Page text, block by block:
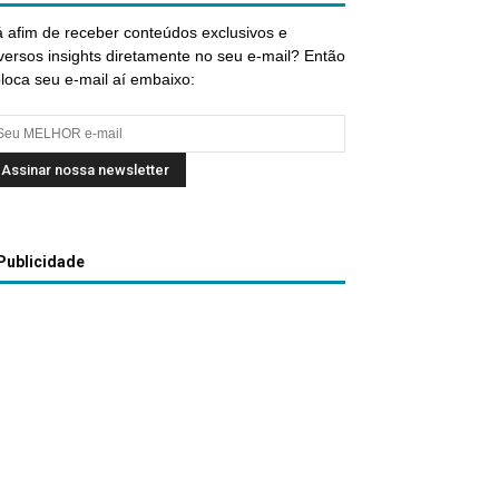
afim de receber conteúdos exclusivos e
insights diretamente no seu e-mail? Então
seu e-mail aí embaixo:
Publicidade